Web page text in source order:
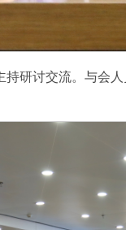
研讨交流。与会